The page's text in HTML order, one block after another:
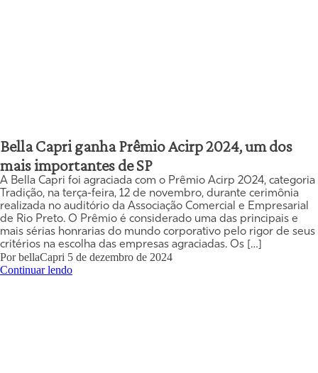
Bella Capri ganha Prêmio Acirp 2024, um dos
mais importantes de SP
A Bella Capri foi agraciada com o Prêmio Acirp 2024, categoria
Tradição, na terça-feira, 12 de novembro, durante cerimônia
realizada no auditório da Associação Comercial e Empresarial
de Rio Preto. O Prêmio é considerado uma das principais e
mais sérias honrarias do mundo corporativo pelo rigor de seus
critérios na escolha das empresas agraciadas. Os […]
PorbellaCapri 5 de dezembro de 2024
Continuar lendo